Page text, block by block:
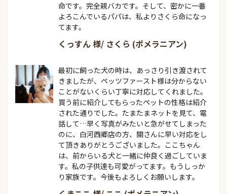
命です。完全親バカです。そして、密かに一番
よろこんでいるパパは、私よりさくら命になっ
てます。
くっすん 様/ さくら (ポメラニアン)
最初に飼った犬の時は、あっさり引き渡されて
きましたが、ペッツファースト様は分からない
ことがないくらい丁寧に対応してくれました。
買う前に紹介してもらったペットの性格は紹介
された通りでした。たまたまネットを見て、電
話して…早く写真がみたいと急がせてしまった
のに、白河西郷店の方、關さんに早い対応をし
て頂きありがとうございました。ここちゃん
は、前からいる犬と一緒に仲良く過ごしていま
す。私の子供達も可愛がってます。もうしっか
り家族です。今後もよろしくお願いします。